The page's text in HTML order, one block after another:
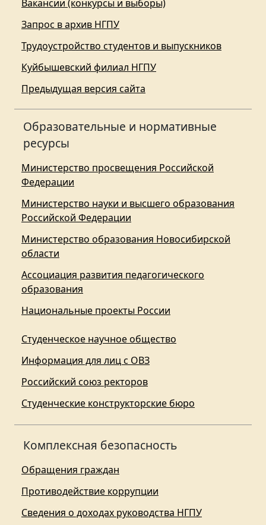
Вакансии (конкурсы и выборы)
Запрос в архив НГПУ
Трудоустройство студентов и выпускников
Куйбышевский филиал НГПУ
Предыдущая версия сайта
Образовательные и нормативные
ресурсы
Министерство просвещения Российской
Федерации
Министерство науки и высшего образования
Российской Федерации
Министерство образования Новосибирской
области
Ассоциация развития педагогического
образования
Национальные проекты России
Студенческое научное общество
Информация для лиц с ОВЗ
Российский союз ректоров
Студенческие конструкторские бюро
Комплексная безопасность
Обращения граждан
Противодействие коррупции
Сведения о доходах руководства НГПУ